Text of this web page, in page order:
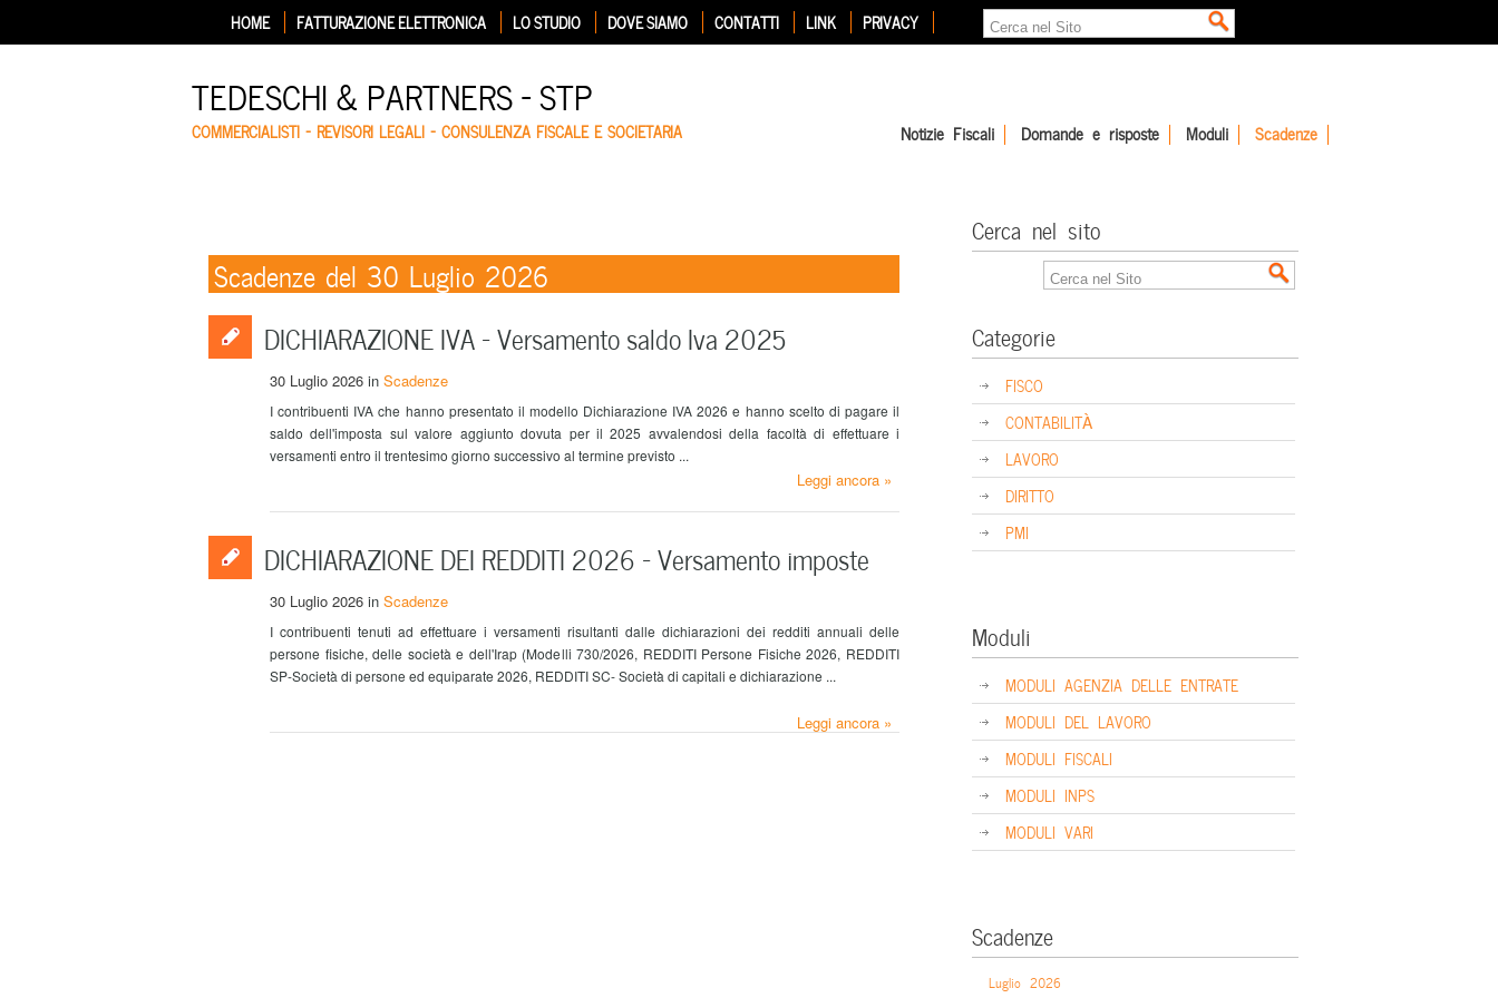
HOME FATTURAZIONE ELETTRONICA LO STUDIO DOVE SIAMO CONTATTI LINK PRIVACY
TEDESCHI & PARTNERS – STP
COMMERCIALISTI – REVISORI LEGALI – CONSULENZA FISCALE E SOCIETARIA Notizie Fiscali Domande e risposte Moduli Scadenze
Scadenze del 30 Luglio 2026
DICHIARAZIONE IVA – Versamento saldo Iva 2025
30 Luglio 2026 in Scadenze
I contribuenti IVA che hanno presentato il modello Dichiarazione IVA 2026 e hanno scelto di pagare il
saldo dell'imposta sul valore aggiunto dovuta per il 2025 avvalendosi della facoltà di effettuare i
versamenti entro il trentesimo giorno successivo al termine previsto ...
Leggi ancora »
DICHIARAZIONE DEI REDDITI 2026 – Versamento imposte
30 Luglio 2026 in Scadenze
I contribuenti tenuti ad effettuare i versamenti risultanti dalle dichiarazioni dei redditi annuali delle
persone fisiche, delle società e dell'Irap (Modelli 730/2026, REDDITI Persone Fisiche 2026, REDDITI
SP-Società di persone ed equiparate 2026, REDDITI SC- Società di capitali e dichiarazione ...
Leggi ancora »
Cerca nel sito
Categorie
FISCO
CONTABILITÀ
LAVORO
DIRITTO
PMI
Moduli
MODULI AGENZIA DELLE ENTRATE
MODULI DEL LAVORO
MODULI FISCALI
MODULI INPS
MODULI VARI
Scadenze
Luglio 2026